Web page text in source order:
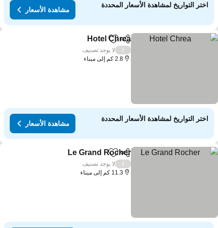
اختر التواريخ لمشاهدة الأسعار المحددة
مشاهدة الأسعار
مشاركةAdd to favorites
Hotel Chrea
لا يوجد تصنيف
2.8 كم إلى ميناء
اختر التواريخ لمشاهدة الأسعار المحددة
مشاهدة الأسعار
مشاركةAdd to favorites
Le Grand Rocher
لا يوجد تصنيف
11.3 كم إلى ميناء